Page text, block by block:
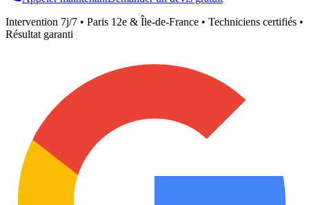
Intervention 7j/7 • Paris 12e & Île-de-France • Techniciens certifiés •
Résultat garanti